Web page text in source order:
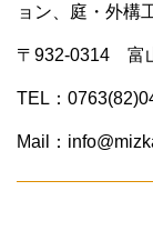
ョン、庭・外構
〒932-0314 富
TEL：
Mail：